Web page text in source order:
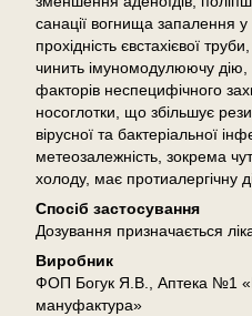
санації вогнища запалення
прохідність євстахієвої
чинить імуномодулюючу дію,
факторів неспецифічного
носоглотки, що збільшує
вірусної та бактеріальної
метеозалежність, зокрема
холоду, має протиалергічну
Спосіб застосування
Дозування призначається
Виробник
ФОП Богук Я.В., Аптека №1
мануфактура»